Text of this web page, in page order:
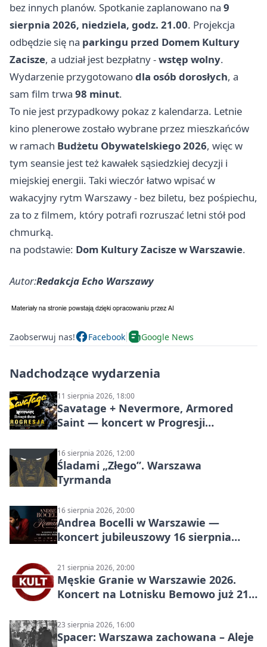
bez innych planów. Spotkanie zaplanowano na 9
sierpnia 2026, niedziela, godz. 21.00. Projekcja
odbędzie się na parkingu przed Domem Kultury
Zacisze, a udział jest bezpłatny -wstęp wolny.
Wydarzenie przygotowanodla osób dorosłych, a
sam film trwa 98 minut.
To nie jest przypadkowy pokaz z kalendarza. Letnie
kino plenerowe zostało wybrane przez mieszkańców
w ramach Budżetu Obywatelskiego 2026, więc w
tym seansie jest też kawałek sąsiedzkiej decyzji i
miejskiej energii. Taki wieczór łatwo wpisać w
wakacyjny rytm Warszawy - bez biletu, bez pośpiechu,
za to z filmem, który potrafi rozruszać letni stół pod
chmurką.
na podstawie: Dom Kultury Zacisze w Warszawie.
Autor:Redakcja Echo Warszawy
Zaobserwuj nas! Facebook Google News
Nadchodzące wydarzenia
11 sierpnia 2026, 18:00
Savatage + Nevermore, Armored
Saint — koncert w Progresji
16 sierpnia 2026, 12:00
Śladami „Złego”. Warszawa
Tyrmanda
16 sierpnia 2026, 20:00
Andrea Bocelli w Warszawie —
koncert jubileuszowy 16 sierpnia
21 sierpnia 2026, 20:00
Męskie Granie w Warszawie 2026.
Koncert na Lotnisku Bemowo już 21
23 sierpnia 2026, 16:00
Spacer: Warszawa zachowana – Aleje